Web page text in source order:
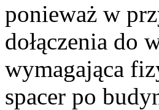
ponieważ w
dołączenia do
wymagająca
spacer po